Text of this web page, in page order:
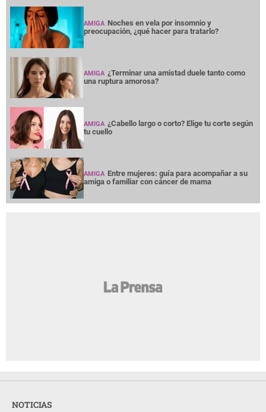
AMIGA Noches en vela por insomnio y
preocupación, ¿qué hacer para tratarlo?
AMIGA ¿Terminar una amistad duele tanto como
una ruptura amorosa?
AMIGA ¿Cabello largo o corto? Elige tu corte según
tu cuello
AMIGA Entre mujeres: guía para acompañar a su
amiga o familiar con cáncer de mama
NOTICIAS